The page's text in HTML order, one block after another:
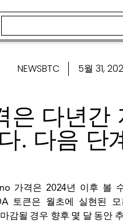
NEWSBTC 5월 31,
은 다년간
. 다음 단
가격은 2024년 이후 볼
토큰은 월초에 실현된
감될 경우 향후 몇 달 동안